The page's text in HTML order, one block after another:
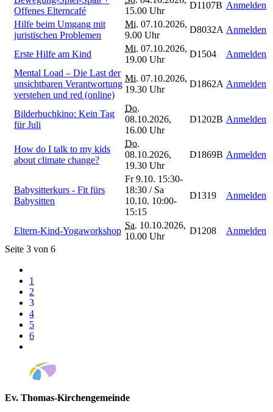
Offenes Elterncafé
15.00 Uhr
D1107B Anmelden
Hilfe beim Umgang mit
juristischen Problemen
Mi. 07.10.2026,
9.00 Uhr
D8032A Anmelden
Erste Hilfe am Kind
Mi. 07.10.2026,
19.00 Uhr
D1504
Anmelden
Mental Load – Die Last der
unsichtbaren Verantwortung
verstehen und red (online)
Mi. 07.10.2026,
19.30 Uhr
D1862A Anmelden
Bilderbuchkino: Kein Tag
für Juli
Do.
08.10.2026,
16.00 Uhr
D1202B Anmelden
How do I talk to my kids
about climate change?
Do.
08.10.2026,
19.30 Uhr
D1869B Anmelden
Babysitterkurs - Fit fürs
Babysitten
Fr 9.10. 15:30-
18:30 / Sa
10.10. 10:00-
15:15
D1319 Anmelden
Eltern-Kind-Yogaworkshop
Sa. 10.10.2026,
10.00 Uhr
D1208
Anmelden
Seite 3 von 6
1
2
3
4
5
6
Ev. Thomas-Kirchengemeinde